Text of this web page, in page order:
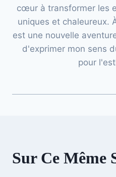
cœur à transformer les
uniques et chaleureux.
est une nouvelle
d'exprimer mon sens
pour
Sur Ce Même